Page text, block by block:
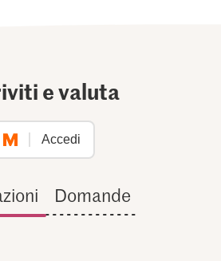
e valuta
Accedi
Domande